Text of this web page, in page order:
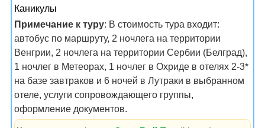
Каникулы
Примечание к туру: В стоимость тура входит:
автобус по маршруту, 2 ночлега на территории
Венгрии, 2 ночлега на территории Сербии (Белград),
1 ночлег в Метеорах, 1 ночлег в Охриде в отелях 2-3*
на базе завтраков и 6 ночей в Лутраки в выбранном
отеле, услуги сопровождающего группы,
оформление документов.